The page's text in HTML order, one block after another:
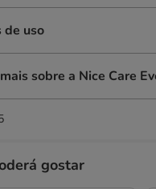
de uso
sobre a Nice Care
gostar